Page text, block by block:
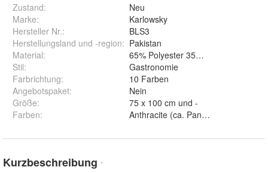
Zustand:
Neu
Marke:
Karlowsky
Hersteller Nr.:
BLS3
Herstellungsland und -region: Pakistan
Material:
65% Polyester 35% Baumwolle
Stil:
Gastronomie
Farbrichtung:
10 Farben
Angebotspaket:
Nein
Größe:
75 x 100 cm und -
Farben: Anthracite (ca. Pantone 432C),
Kurzbeschreibung *